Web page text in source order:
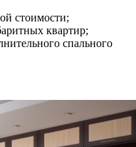
стоимости;
квартир;
спального